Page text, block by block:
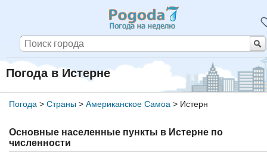
Погода в Истерне
Погода > Страны> Американское Самоа > Истерн
Основные населенные пункты в Истерне по
численности